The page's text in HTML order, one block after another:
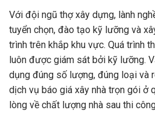
Với đội ngũ thợ xây dựng, lành
tuyển chọn, đào tạo kỹ lưỡng và
trình trên khắp khu vực. Quá trình
luôn được giám sát bởi kỹ lưỡng.
dụng đúng số lượng, đúng loại và
dịch vụ báo giá xây nhà trọn gói ở
lòng về chất lượng nhà sau thi